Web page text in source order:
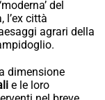
del
l’ex città
agrari della
dimensione
e le loro